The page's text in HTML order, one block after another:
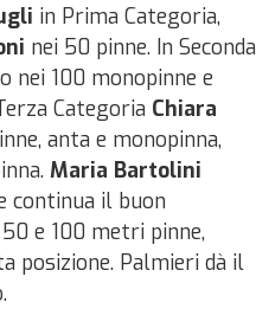
in Prima Categoria,
nei 50 pinne. In Seconda
nei 100 monopinne e
Categoria Chiara
anta e monopinna,
Maria Bartolini
continua il buon
e 100 metri pinne,
posizione. Palmieri dà il